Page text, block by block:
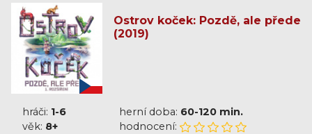
Ostrov koček: Pozdě, ale přede
(2019)
hráči: 1-6 herní doba: 60-120 min.
věk: 8+ hodnocení: